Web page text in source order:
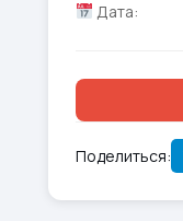
Дата:
Поделиться: